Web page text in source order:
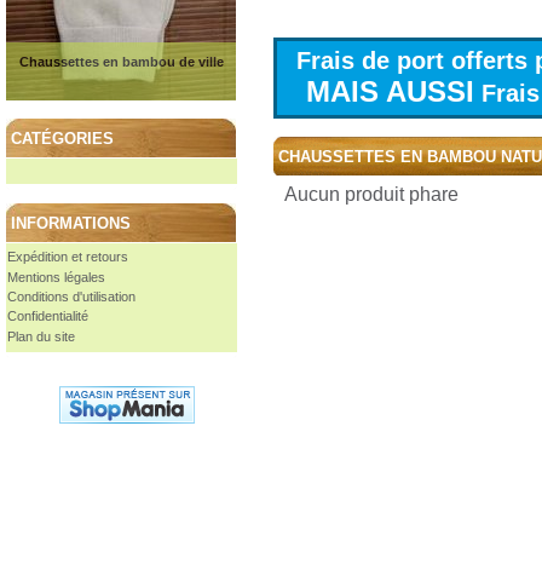
Chaussettes en bambou de ville
CATÉGORIES
INFORMATIONS
Expédition et retours
Mentions légales
Conditions d'utilisation
Confidentialité
Plan du site
Frais de port offerts
MAIS AUSSI
CHAUSSETTES EN BAMBOU
Aucun produit phare